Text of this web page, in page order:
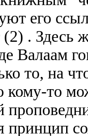
его
. Здесь
Валаам
то, на
кому-то
принцип